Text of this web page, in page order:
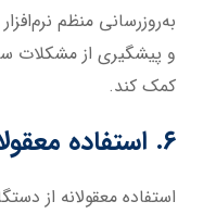
به‌روزرسانی منظم
و پیشگیری از مشکلات
کمک کند.
۶. استفاده معقولانه
استفاده معقولانه از